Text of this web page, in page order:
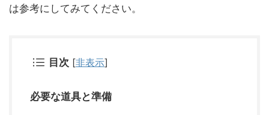
は参考にしてみてください。
目次 [非表示]
必要な道具と準備